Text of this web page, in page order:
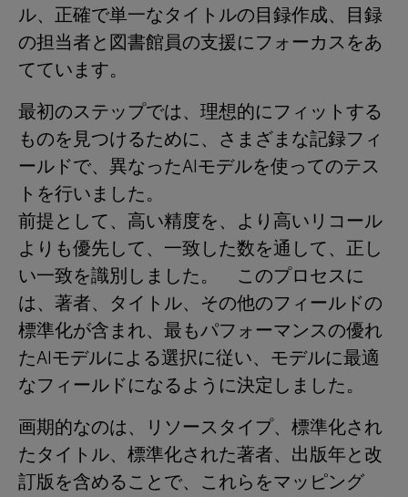
ル、正確で単一なタイトルの目録作成、目録
の担当者と図書館員の支援にフォーカスをあ
てています。
最初のステップでは、理想的にフィットする
ものを見つけるために、さまざまな記録フィ
ールドで、異なったAIモデルを使ってのテス
トを行いました。
前提として、高い精度を、より高いリコール
よりも優先して、一致した数を通して、正し
い一致を識別しました。 このプロセスに
は、著者、タイトル、その他のフィールドの
標準化が含まれ、最もパフォーマンスの優れ
たAIモデルによる選択に従い、モデルに最適
なフィールドになるように決定しました。
画期的なのは、リソースタイプ、標準化され
たタイトル、標準化された著者、出版年と改
訂版を含めることで、これらをマッピング